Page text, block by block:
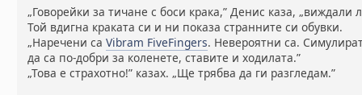
„Говорейки за тичане с боси крака,” Денис каза, „виждали
Той вдигна краката си и ни показа странните си обувки.
„Наречени саVibram FiveFingers. Невероятни са.
да са по-добри за коленете, ставите и ходилата.”
„Това е страхотно!” казах. „Ще трябва да ги разгледам.”